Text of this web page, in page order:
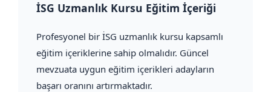
İSG Uzmanlık Kursu Eğitim İçeriği
Profesyonel bir İSG uzmanlık kursu kapsamlı
eğitim içeriklerine sahip olmalıdır. Güncel
mevzuata uygun eğitim içerikleri adayların
başarı oranını artırmaktadır.